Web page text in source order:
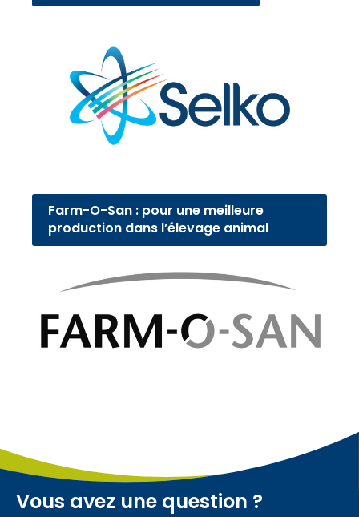
Farm-O-San : pour une meilleure
production dans l’élevage animal
Vous avez une question ?